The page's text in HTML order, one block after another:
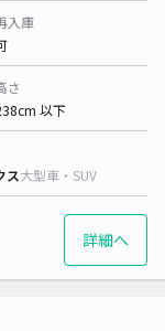
入庫
さ
以下
ス大型車・SUV
詳細へ